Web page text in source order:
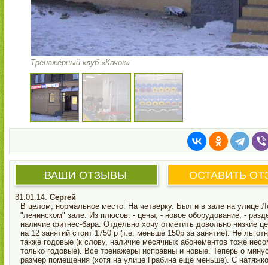
Тренажёрный клуб «Качок»
ВАШИ ОТЗЫВЫ ОСТАВИТЬ
31.01.14. Сергей
В целом, нормальное место. На четверку. Был и в зале на улице
"ленинском" зале. Из плюсов: - цены; - новое оборудование; -
наличие фитнес-бара. Отдельно хочу отметить довольно низкие
на 12 занятий стоит 1750 р (т.е. меньше 150р за занятие). Не
также годовые (к слову, наличие месячных абонементов тоже
только годовые). Все тренажеры исправны и новые. Теперь о
размер помещения (хотя на улице Грабина еще меньше). С